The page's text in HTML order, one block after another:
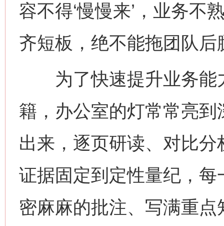
容不得‘慢慢来’，业务不
齐短板，绝不能拖团队后
为了快速提升业务能
籍，办公室的灯常常亮
出来，逐页研读、对比
证据固定到定性量纪，
密麻麻的批注、写满重